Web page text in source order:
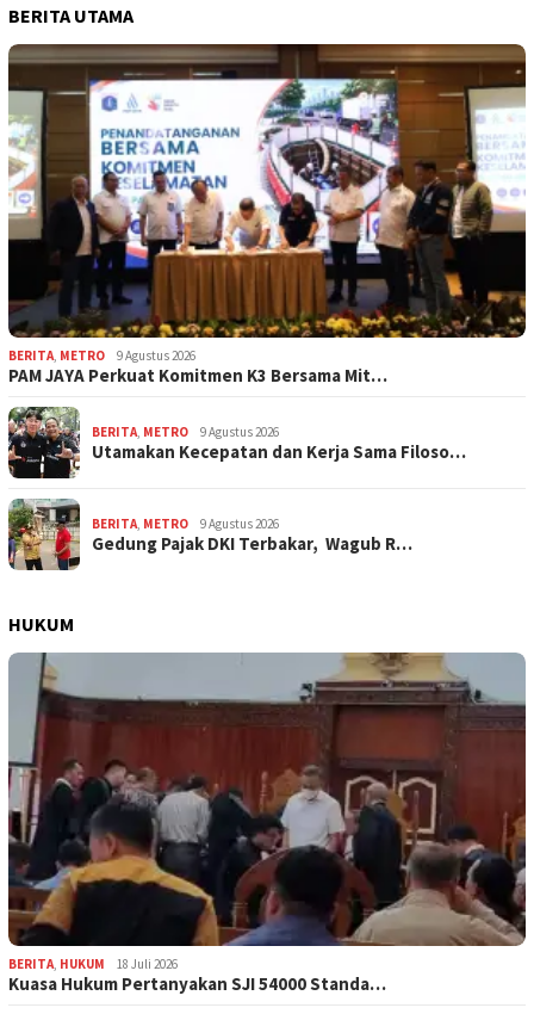
BERITA UTAMA
BERITA, METRO 9 Agustus 2026
PAM JAYA Perkuat Komitmen K3 Bersama Mit…
BERITA, METRO 9 Agustus 2026
Utamakan Kecepatan dan Kerja Sama Filoso…
BERITA, METRO 9 Agustus 2026
Gedung Pajak DKI Terbakar, Wagub R…
HUKUM
BERITA, HUKUM 18 Juli 2026
Kuasa Hukum Pertanyakan SJI 54000 Standa…